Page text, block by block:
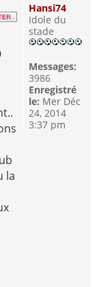
la
Hansi74
Idole du
stade
Messages:
3986
Enregistré
le: Mer Déc
24, 2014
3:37 pm